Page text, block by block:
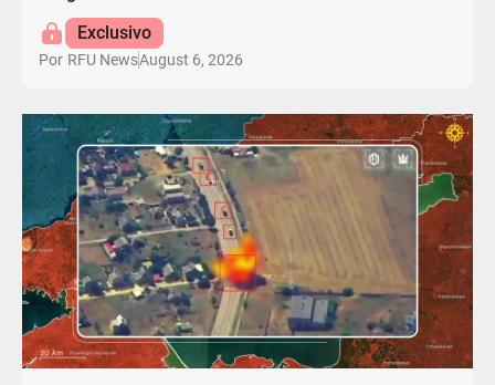
Exclusivo
Por RFU NewsAugust 6, 2026